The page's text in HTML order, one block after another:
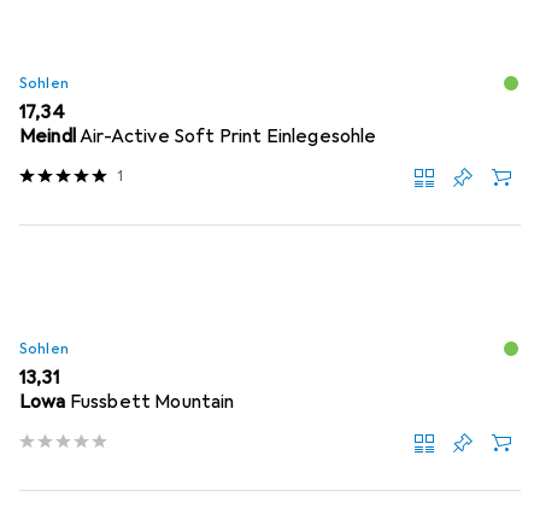
Sohlen
EUR
17,34
MeindlAir-Active Soft Print Einlegesohle
1
Sohlen
EUR
13,31
Lowa Fussbett Mountain